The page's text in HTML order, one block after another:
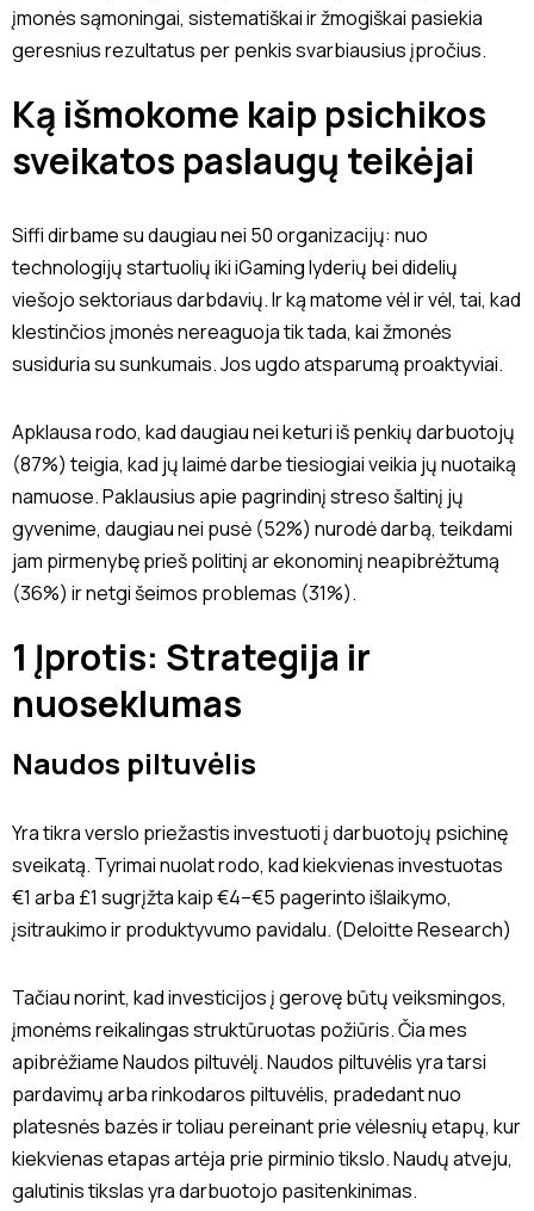
įmonės sąmoningai, sistematiškai ir žmogiškai pasiekia
geresnius rezultatus per penkis svarbiausius įpročius.
Ką išmokome kaip psichikos
sveikatos paslaugų teikėjai
Siffi dirbame su daugiau nei 50 organizacijų: nuo
technologijų startuolių iki iGaming lyderių bei didelių
viešojo sektoriaus darbdavių. Ir ką matome vėl ir vėl, tai, kad
klestinčios įmonės nereaguoja tik tada, kai žmonės
susiduria su sunkumais. Jos ugdo atsparumą proaktyviai.
Apklausa rodo, kad daugiau nei keturi iš penkių darbuotojų
(87%) teigia, kad jų laimė darbe tiesiogiai veikia jų nuotaiką
namuose. Paklausius apie pagrindinį streso šaltinį jų
gyvenime, daugiau nei pusė (52%) nurodė darbą, teikdami
jam pirmenybę prieš politinį ar ekonominį neapibrėžtumą
(36%) ir netgi šeimos problemas (31%).
1 Įprotis: Strategija ir
nuoseklumas
Naudos piltuvėlis
Yra tikra verslo priežastis investuoti į darbuotojų psichinę
sveikatą. Tyrimai nuolat rodo, kad kiekvienas investuotas
€1 arba £1 sugrįžta kaip €4–€5 pagerinto išlaikymo,
įsitraukimo ir produktyvumo pavidalu. (Deloitte Research)
Tačiau norint, kad investicijos į gerovę būtų veiksmingos,
įmonėms reikalingas struktūruotas požiūris. Čia mes
apibrėžiame Naudos piltuvėlį. Naudos piltuvėlis yra tarsi
pardavimų arba rinkodaros piltuvėlis, pradedant nuo
platesnės bazės ir toliau pereinant prie vėlesnių etapų, kur
kiekvienas etapas artėja prie pirminio tikslo. Naudų atveju,
galutinis tikslas yra darbuotojo pasitenkinimas.